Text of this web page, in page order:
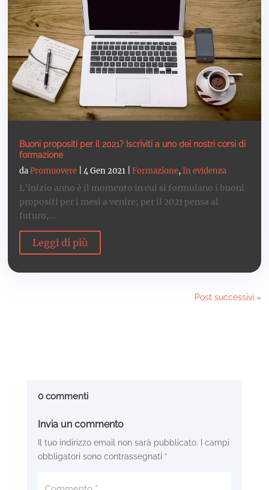
Buoni propositi per il 2021? Iscriviti a uno dei nostri corsi di
formazione
daPromuovere |4 Gen 2021 |Formazione,In evidenza
L’inizio anno è il momento in cui si formulano i buoni
propositi per i mesi a venire; per il 2021 pensa al
futuro,...
Leggi di più
Post successivi »
0 commenti
Invia un commento
Il tuo indirizzo email non sarà pubblicato.
I campi
obbligatori sono contrassegnati *